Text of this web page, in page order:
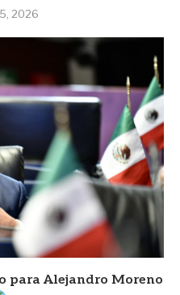
2026
para Alejandro Moreno